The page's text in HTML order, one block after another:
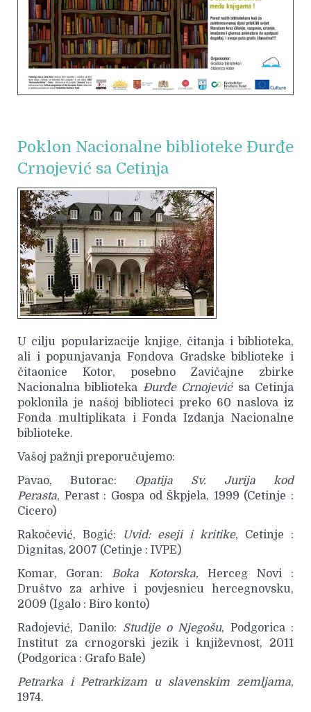
Poklon Nacionalne biblioteke Đurđe
Crnojević sa Cetinja
U cilju popularizacije knjige, čitanja i biblioteka,
ali i popunjavanja Fondova Gradske biblioteke i
čitaonice Kotor, posebno Zavičajne zbirke
Nacionalna biblioteka Đurđe Crnojevićsa Cetinja
poklonila je našoj biblioteci preko 60 naslova iz
Fonda multiplikata i Fonda Izdanja Nacionalne
biblioteke.
Vašoj pažnji preporučujemo:
Pavao, Butorac:
Opatija Sv. Jurija kod
Perasta, Perast : Gospa od Škpjela, 1999 (Cetinje :
Cicero)
Rakočević, Bogić:
Uvid: eseji i kritike, Cetinje :
Dignitas, 2007 (Cetinje : IVPE)
Komar, Goran: Boka Kotorska,Herceg Novi :
Društvo za arhive i povjesnicu hercegnovsku,
2009 (Igalo : Biro konto)
Radojević, Danilo: Studije o Njegošu, Podgorica :
Institut za crnogorski jezik i književnost, 2011
(Podgorica : Grafo Bale)
Petrarka i Petrarkizam u slavenskim zemljama,
1974.